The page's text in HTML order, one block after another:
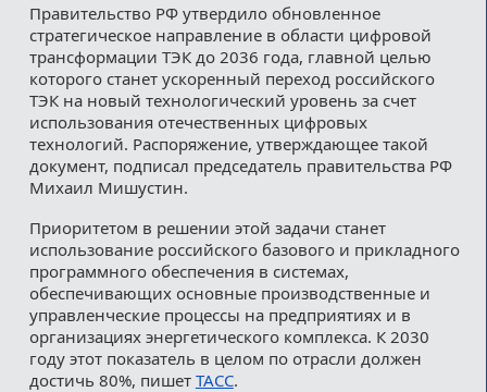
Контакты
Правительство РФ утвердило обновленное
стратегическое направление в области цифровой
трансформации ТЭК до 2036 года, главной целью
которого станет ускоренный переход российского
ТЭК на новый технологический уровень за счет
использования отечественных цифровых
технологий. Распоряжение, утверждающее такой
документ, подписал председатель правительства РФ
Михаил Мишустин.
Приоритетом в решении этой задачи станет
использование российского базового и прикладного
программного обеспечения в системах,
обеспечивающих основные производственные и
управленческие процессы на предприятиях и в
организациях энергетического комплекса. К 2030
году этот показатель в целом по отрасли должен
достичь 80%, пишет ТАСС.